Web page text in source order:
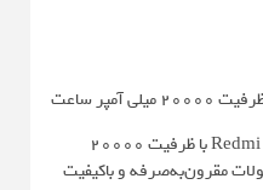
پاوربانک شیائومی مدل Redmi PB200LZM با ظرفیت ۲۰۰۰۰
مقرون‌به‌صرفه و باکیفیت